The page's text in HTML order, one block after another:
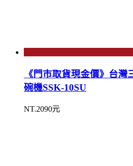
《門市取貨現金價》台
碗機SSK-10SU
NT.2090元